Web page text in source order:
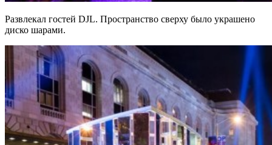
Развлекал гостей DJL. Пространство сверху было украшено
диско шарами.